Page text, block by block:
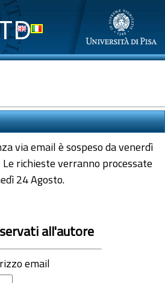
via email è sospeso da venerdì
richieste verranno processate
24 Agosto.
all'autore
email